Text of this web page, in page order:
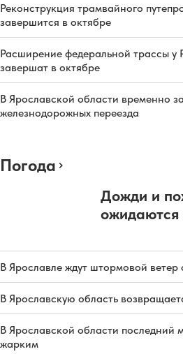
Реконструкция трамвайного
завершится в октябре
Расширение федеральной трассы у
завершат в октябре
В Ярославской области временно
железнодорожных переезда
Погода
Дожди и
ожидаются
В Ярославле ждут штормовой
В Ярославскую область
В Ярославской области последний
жарким